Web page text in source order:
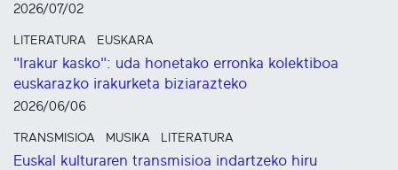
2026/07/02
LITERATURA EUSKARA
"Irakur kasko": uda honetako erronka kolektiboa
euskarazko irakurketa biziarazteko
2026/06/06
TRANSMISIOA MUSIKA LITERATURA
Euskal kulturaren transmisioa indartzeko hiru